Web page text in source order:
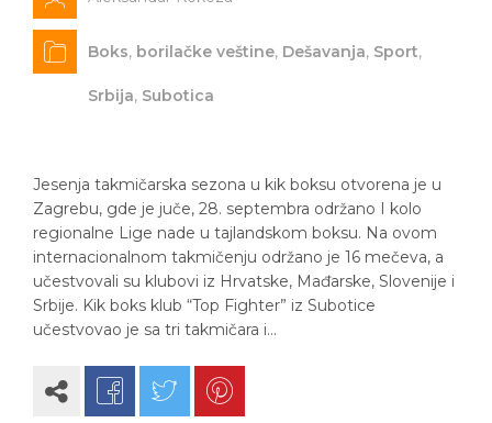
Boks, borilačke veštine, Dešavanja, Sport,
Srbija, Subotica
Jesenja takmičarska sezona u kik boksu otvorena je u
Zagrebu, gde je juče, 28. septembra održano I kolo
regionalne Lige nade u tajlandskom boksu. Na ovom
internacionalnom takmičenju održano je 16 mečeva, a
učestvovali su klubovi iz Hrvatske, Mađarske, Slovenije i
Srbije. Kik boks klub “Top Fighter” iz Subotice
učestvovao je sa tri takmičara i…